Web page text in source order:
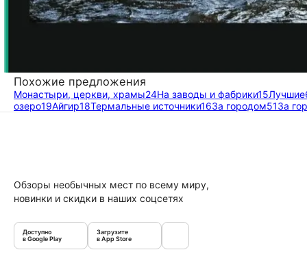
Похожие предложения
Монастыри, церкви, храмы24На заводы и фабрики15Лучшие
озеро19Айгир18Термальные источники16За городом51За
Обзоры необычных мест по всему миру,
новинки и скидки в наших соцсетях
Доступно
в Google Play
Загрузите
в App Store